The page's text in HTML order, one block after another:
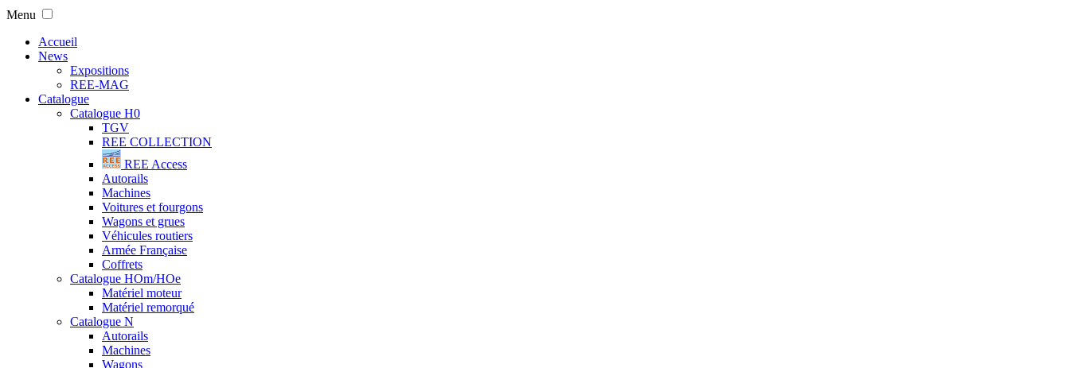
Menu
Accueil
News
Expositions
REE-MAG
Catalogue
Catalogue H0
TGV
REE COLLECTION
REE Access
Autorails
Machines
Voitures et fourgons
Wagons et grues
Véhicules routiers
Armée Française
Coffrets
Catalogue HOm/HOe
Matériel moteur
Matériel remorqué
Catalogue N
Autorails
Machines
Wagons